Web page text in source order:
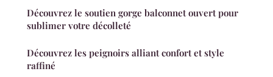
Découvrez le soutien gorge balconnet ouvert pour
sublimer votre décolleté
Découvrez les peignoirs alliant confort et style
raffiné